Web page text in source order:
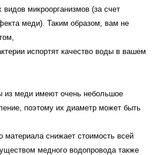
микроорганизмов (за счет
меди). Таким образом, вам не
испортят качество воды в вашем
из меди имеют очень небольшое
поэтому их диаметр может быть
материала снижает стоимость всей
медного водопровода также